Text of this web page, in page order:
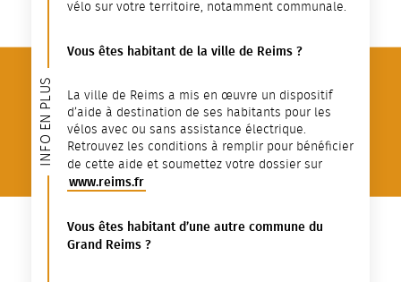
INFO EN PLUS
vélo sur votre territoire, notamment communale.
Vous êtes habitant de la ville de Reims ?
La ville de Reims a mis en œuvre un dispositif
d’aide à destination de ses habitants pour les
vélos avec ou sans assistance électrique.
Retrouvez les conditions à remplir pour bénéficier
de cette aide et soumettez votre dossier sur
www.reims.fr
Vous êtes habitant d’une autre commune du
Grand Reims ?